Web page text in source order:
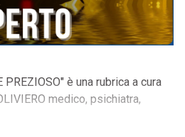
PREZIOSO" è una rubrica a cura
medico, psichiatra,